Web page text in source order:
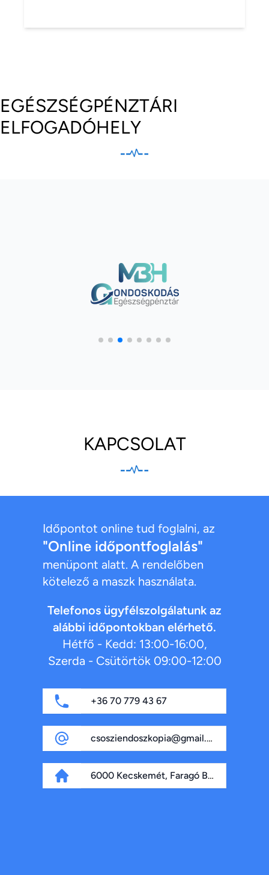
EGÉSZSÉGPÉNZTÁRI
ELFOGADÓHELY
KAPCSOLAT
Időpontot online tud foglalni, az
"Online időpontfoglalás"
menüpont alatt. A rendelőben
kötelező a maszk használata.
Telefonos ügyfélszolgálatunk az
alábbi időpontokban elérhető.
Hétfő - Kedd: 13:00-16:00,
Szerda - Csütörtök 09:00-12:00
+36 70 779 43 67
csosziendoszkopia@gmail.com
6000 Kecskemét, Faragó Béla fasor 4